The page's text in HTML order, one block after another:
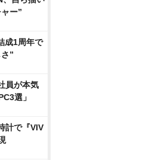
ー”
成1周年で
”
員が本気
選」
計で『VIV